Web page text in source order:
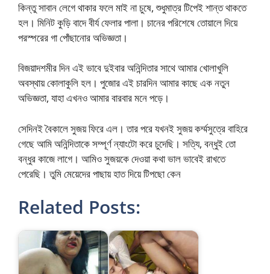
কিন্তু সাবান লেগে থাকার ফলে মাই না চুষে, শুধুমাত্র টিপেই শান্ত থাকতে
হল। মিনিট কুড়ি বাদে বীর্য ফেলার পালা। চানের পরিশেষে তোয়ালে দিয়ে
পরস্পরের গা পোঁছানোর অভিজ্ঞতা।
বিজয়াদশমীর দিন এই ভাবে দুইবার অনিন্দিতার সাথে আমার খোলাখুলি
অবস্থায় কোলাকুলি হল। পুজোর এই চারদিন আমার কাছে এক নতুন
অভিজ্ঞতা, যাহা এখনও আমার বারবার মনে পড়ে।
সেদিনই বৈকালে সুজয় ফিরে এল। তার পরে যখনই সুজয় কর্ম্মসুত্রে বাহিরে
গেছে আমি অনিন্দিতাকে সম্পূর্ণ ন্যাংটো করে চুদেছি। সত্যি, বন্ধুই তো
বন্ধুর কাজে লাগে। আমিও সুজয়কে দেওয়া কথা ভাল ভাবেই রাখতে
পেরেছি। তুমি মেয়েদের পাছায় হাত দিয়ে টিপছো কেন
Related Posts: